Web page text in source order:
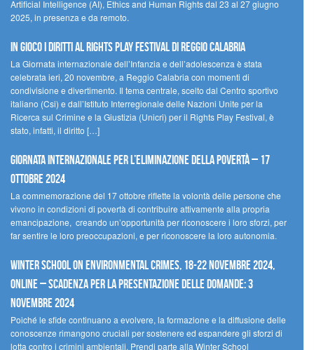
Artificial Intelligence (AI), Ethics and Human Rights dal 23 al 27 giugno
2025, in presenza e da remoto.
In gioco i diritti al Rights Play Festival di Reggio Calabria
La Giornata internazionale dell’Infanzia e dell’adolescenza è stata
celebrata ieri, 20 novembre, a Reggio Calabria con momenti di
condivisione e divertimento. Il tema centrale, scelto dal Centro sportivo
italiano (Csi) e dall’Istituto Interregionale delle Nazioni Unite per la
Ricerca sul Crimine e la Giustizia (Unicri) per il Rights Play Festival, è
stato, infatti, il diritto […]
Giornata internazionale per l’eliminazione della povertà – 17
ottobre 2024
La commemorazione del 17 ottobre riflette la volontà delle persone che
vivono in condizioni di povertà di contribuire attivamente alla propria
emancipazione, creando un’opportunità per riconoscere i loro sforzi, per
far sentire le loro preoccupazioni, e per riconoscere la loro autonomia.
Winter School on Environmental Crimes, 18-22 novembre 2024,
Online – Scadenza per la presentazione delle domande: 3
novembre 2024
Poiché le sfide continuano a evolvere, la formazione e la diffusione delle
conoscenze rimangono cruciali per sostenere ed espandere gli sforzi di
lotta contro i crimini ambientali. Prendi parte alla Winter School